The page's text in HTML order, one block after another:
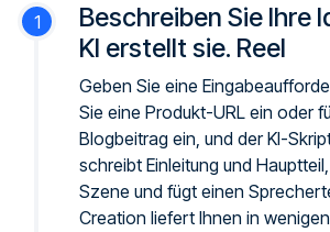
Beschreiben Sie Ihre
KI erstellt sie. Reel
Geben Sie eine
Sie eine Produkt-URL ein oder
Blogbeitrag ein, und der KI-
schreibt Einleitung und
Szene und fügt einen
Creation liefert Ihnen in